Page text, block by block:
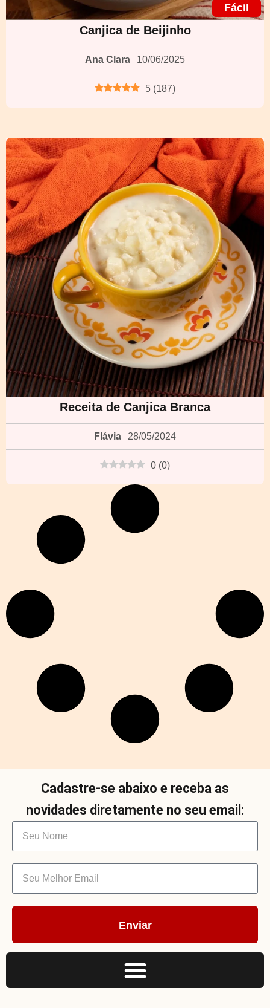
Fácil
Canjica de Beijinho
Ana Clara 10/06/2025
5 (187)
Receita de Canjica Branca
Flávia 28/05/2024
0 (0)
Cadastre-se abaixo e receba as
novidades diretamente no seu email:
Enviar